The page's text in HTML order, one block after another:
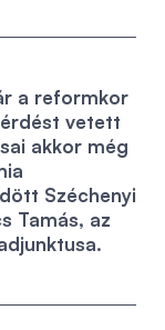
a reformkor
vetett
akkor még
Széchenyi
Tamás, az